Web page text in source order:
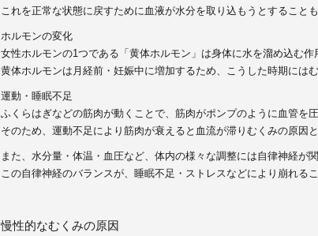
これを正常な状態に戻すために血液が水分を取り込もうとすること
ホルモンの変化
女性ホルモンの1つである 「黄体ホルモン」は身体に水を溜め込む作
黄体ホルモンは月経前・妊娠中に増加するため、こうした時期には
運動・睡眠不足
ふくらはぎなどの筋肉が動くことで、筋肉がポンプのように血管を
そのため、 運動不足により筋肉が衰えると血流が滞りむくみの原因
また、水分量・体温・血圧など、体内の様々な調整には自律神経が関
この自律神経のバランスが、睡眠不足・ストレスなどにより崩れる
慢性的なむくみの原因